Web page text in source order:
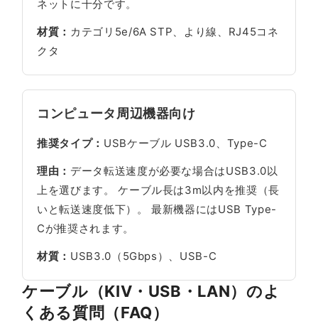
ネットに十分です。
材質： カテゴリ5e/6A STP、より線、RJ45コネ
クタ
コンピュータ周辺機器向け
推奨タイプ： USBケーブル USB3.0、Type-C
理由： データ転送速度が必要な場合はUSB3.0以
上を選びます。 ケーブル長は3m以内を推奨（長
いと転送速度低下）。 最新機器にはUSB Type-
Cが推奨されます。
材質： USB3.0（5Gbps）、USB-C
ケーブル（KIV・USB・LAN）のよ
くある質問（FAQ）